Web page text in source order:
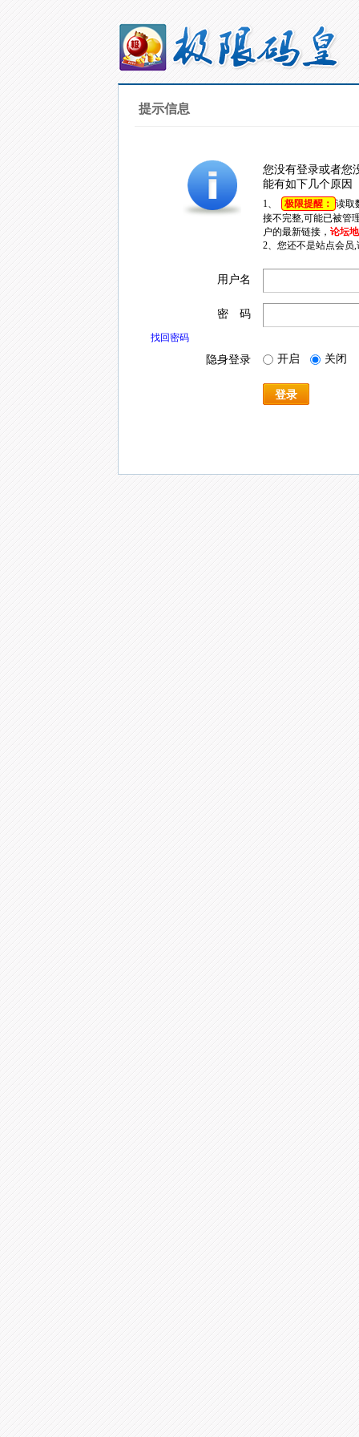
提示信息
您没有登录或者您
能有如下几个原因
1、 极限提醒： 读取
接不完整,可能已被管
户的最新链接， 论坛
2、您还不是站点会员
用户名
密 码
找回密码
隐身登录 开启 关闭
登录